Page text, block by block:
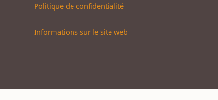
Politique de confidentialité
Informations sur le site web